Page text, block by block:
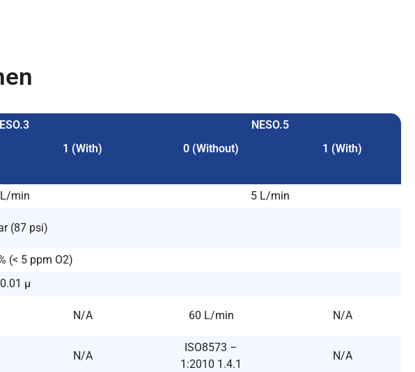
NESO.5
1 (With) 0 (Without)
1 (With)
min
5 L/min
(87 psi)
(< 5 ppm O2)
0.01 μ
N/A 60 L/min N/A
N/A
ISO8573 –
1:2010 1.4.1
N/A